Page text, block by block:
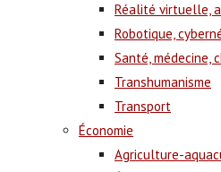
Réalité virtuelle,
Robotique,
Santé, médecine,
Transhumanisme
Transport
Économie
Agriculture-